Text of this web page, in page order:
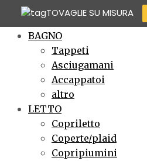
BAGNO
Tappeti
Asciugamani
Accappatoi
altro
LETTO
Copriletto
Coperte/plaid
Copripiumini
TOVAGLIE SU MISURA